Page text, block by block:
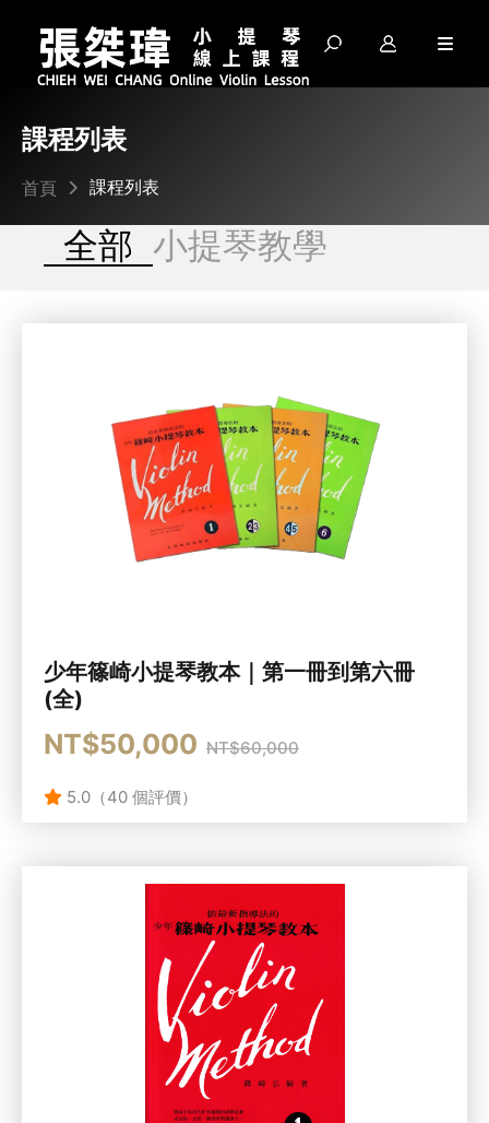
請輸入關鍵字...
課程列表
首頁 課程列表
全部 小提琴教學
少年篠崎小提琴教本｜第一冊到第六冊
(全)
NT$50,000 NT$60,000
5.0（40 個評價）